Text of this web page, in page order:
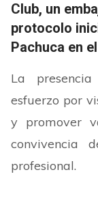
Club, un
protocolo
Pachuca en
La
esfuerzo por
y promover
convivencia
profesional.